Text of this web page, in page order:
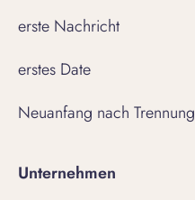
erste Nachricht
erstes Date
Neuanfang nach Trennung
Unternehmen